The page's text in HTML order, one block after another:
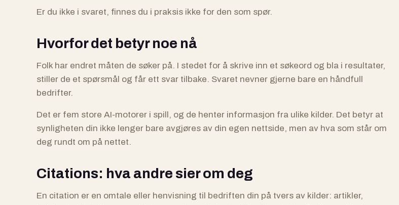
Er du ikke i svaret, finnes du i praksis ikke for den som spør.
Hvorfor det betyr noe nå
Folk har endret måten de søker på. I stedet for å skrive inn et søkeord og bla i resultater,
stiller de et spørsmål og får ett svar tilbake. Svaret nevner gjerne bare en håndfull
bedrifter.
Det er fem store AI-motorer i spill, og de henter informasjon fra ulike kilder. Det betyr at
synligheten din ikke lenger bare avgjøres av din egen nettside, men av hva som står om
deg rundt om på nettet.
Citations: hva andre sier om deg
En citation er en omtale eller henvisning til bedriften din på tvers av kilder: artikler,